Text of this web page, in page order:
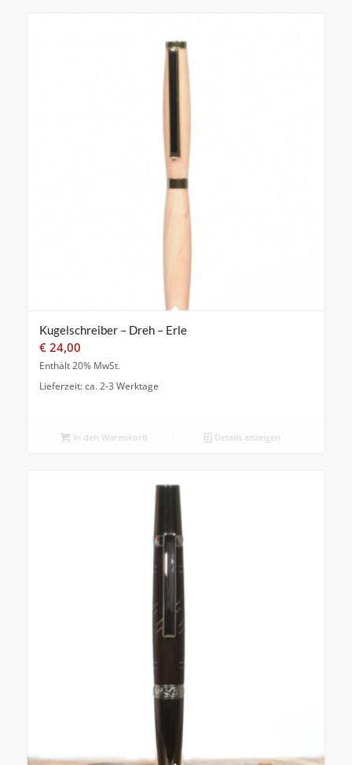
Kugelschreiber – Dreh – Erle
€24,00
Enthält 20% MwSt.
Lieferzeit: ca. 2-3 Werktage
In den Warenkorb Details anzeigen